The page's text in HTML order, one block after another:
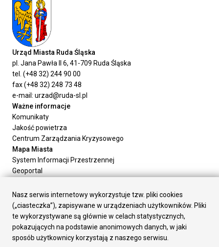
Urząd Miasta Ruda Śląska
pl. Jana Pawła II 6, 41-709 Ruda Śląska
tel. (+48 32) 244 90 00
fax (+48 32) 248 73 48
e-mail: urzad@ruda-sl.pl
Ważne informacje
Komunikaty
Jakość powietrza
Centrum Zarządzania Kryzysowego
Mapa Miasta
System Informacji Przestrzennej
Geoportal
Załatw sprawę
Prezydent Miasta
Rada Miasta
Wydziały
Elektroniczna Skrzynka Podawcza
Nasz serwis internetowy wykorzystuje tzw. pliki cookies
(„ciasteczka”), zapisywane w urządzeniach użytkowników. Pliki
te wykorzystywane są głównie w celach statystycznych,
pokazujących na podstawie anonimowych danych, w jaki
sposób użytkownicy korzystają z naszego serwisu.